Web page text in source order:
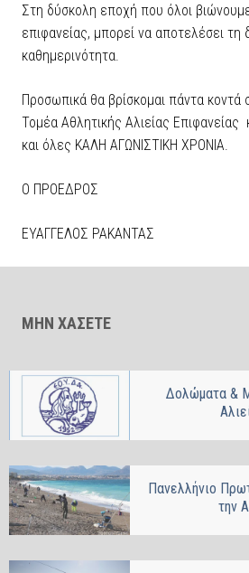
Στη δύσκολη εποχή που όλοι
επιφανείας, μπορεί να αποτελέσει
καθημερινότητα.
Προσωπικά θα βρίσκομαι πάντα
Τομέα Αθλητικής Αλιείας Επιφανείας
και όλες ΚΑΛΗ ΑΓΩΝΙΣΤΙΚΗ ΧΡΟΝΙΑ.
Ο ΠΡΟΕΔΡΟΣ
ΕΥΑΓΓΕΛΟΣ ΡΑΚΑΝΤΑΣ
ΜΗΝ ΧΑΣΕΤΕ
Δολώματα &
Πανελλήνιο
την